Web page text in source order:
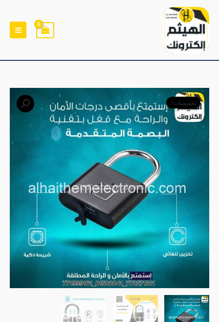
تخطي
المحتوى
تخفيضات!
السعر
الأصلي
هو:
السعر
الحالي
هو:
﷼4,900.
كمية
قفل
ذكي
يعمل
بالبصمة